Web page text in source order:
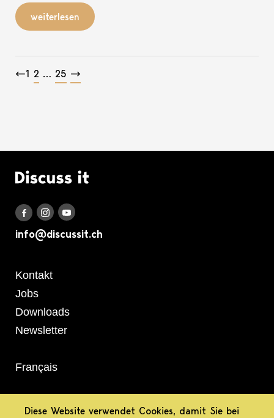
weiterlesen
Beitragsnavigation
←1 2 … 25 →
Logo Discuss it
Discuss it auf Facebook
Discuss it auf Instagram
Discuss it auf Youtube
info@discussit.ch
Metanavigation
Kontakt
Jobs
Downloads
Newsletter
Français
informiert.
Diese Website verwendet Cookies, damit Sie bei